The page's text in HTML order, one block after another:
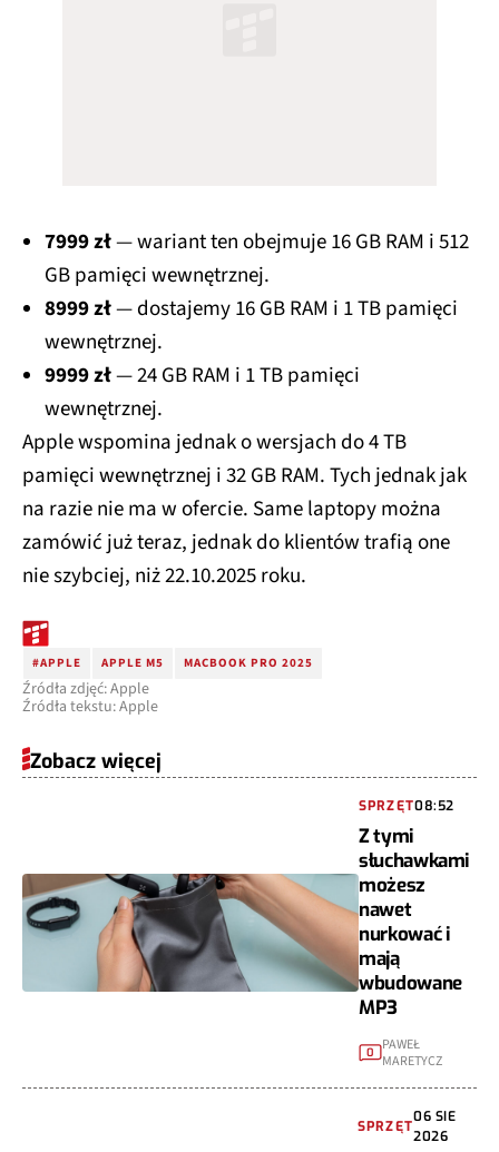
7999 zł— wariant ten obejmuje 16 GB RAM i 512
GB pamięci wewnętrznej.
8999 zł— dostajemy 16 GB RAM i 1 TB pamięci
wewnętrznej.
9999 zł— 24 GB RAM i 1 TB pamięci
wewnętrznej.
Apple wspomina jednak o wersjach do 4 TB
pamięci wewnętrznej i 32 GB RAM. Tych jednak jak
na razie nie ma w ofercie. Same laptopy można
zamówić już teraz, jednak do klientów trafią one
nie szybciej, niż 22.10.2025 roku.
#APPLE APPLE M5 MACBOOK PRO 2025
Źródła zdjęć: Apple
Źródła tekstu: Apple
Zobacz więcej
SPRZĘT08:52
Z tymi
słuchawkami
możesz
nawet
nurkować i
mają
wbudowane
MP3
0 PAWEŁ
MARETYCZ
SPRZĘT
06 SIE
2026